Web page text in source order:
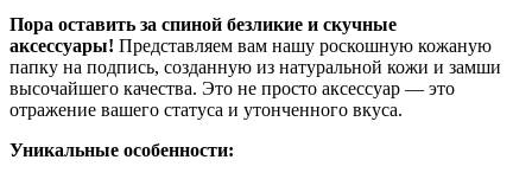
натуральной
кожи
Пора оставить за спиной безликие и скучные
аксессуары! Представляем вам нашу роскошную кожаную
папку на подпись, созданную из натуральной кожи и замши
высочайшего качества. Это не просто аксессуар — это
отражение вашего статуса и утонченного вкуса.
Уникальные особенности: